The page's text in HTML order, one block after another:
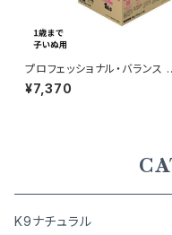
プロフェッショナル・バランス
歳まで 子いぬ用 6ｋｇ
¥7,370
K9ナチュラル